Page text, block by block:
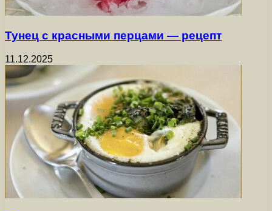
Тунец с красными перцами — рецепт
11.12.2025